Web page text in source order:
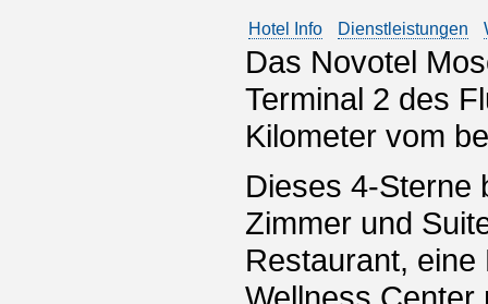
Hotel Info Dienstleistungen
Das Novotel
Terminal 2 des
Kilometer vom
Dieses 4-Sterne
Zimmer und
Restaurant,